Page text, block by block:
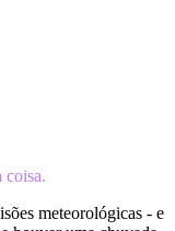
coisa.
meteorológicas - e